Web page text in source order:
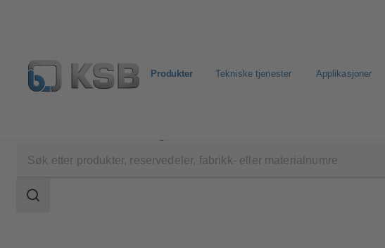
Produkter Tekniske tjenester Applikasjoner
Søkeområde